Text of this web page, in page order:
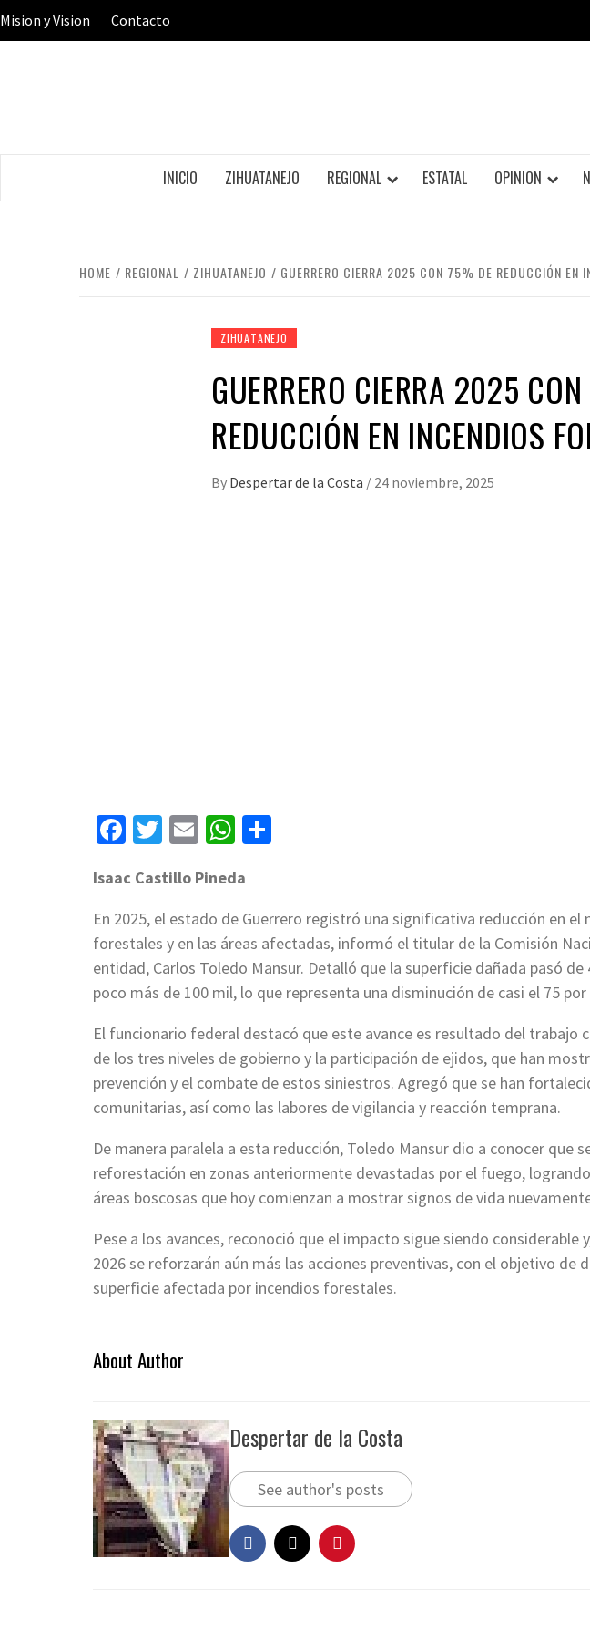
Mision y Vision Contacto
INICIO ZIHUATANEJO REGIONAL ESTATAL OPINION
HOME REGIONAL ZIHUATANEJO GUERRERO CIERRA 2025 CON 75% DE REDUCCIÓN EN
ZIHUATANEJO
GUERRERO CIERRA 2025
REDUCCIÓN EN INCENDIOS
By Despertar de la Costa / 24 noviembre, 2025
Facebook
Twitter
EmailWhatsApp
Isaac Castillo Pineda
En 2025, el estado de Guerrero registró una significativa reducción en el
forestales y en las áreas afectadas, informó el titular de la Comisión
entidad, Carlos Toledo Mansur. Detalló que la superficie dañada pasó de
poco más de 100 mil, lo que representa una disminución de casi el 75
El funcionario federal destacó que este avance es resultado del trabajo
de los tres niveles de gobierno y la participación de ejidos, que han
prevención y el combate de estos siniestros. Agregó que se han
comunitarias, así como las labores de vigilancia y reacción temprana.
De manera paralela a esta reducción, Toledo Mansur dio a conocer que
reforestación en zonas anteriormente devastadas por el fuego,
áreas boscosas que hoy comienzan a mostrar signos de vida
Pese a los avances, reconoció que el impacto sigue siendo considerable
2026 se reforzarán aún más las acciones preventivas, con el objetivo de
superficie afectada por incendios forestales.
About Author
Despertar de la Costa
See author's posts